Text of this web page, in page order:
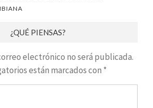
¿QUÉ PIENSAS?
electrónico no será publicada.
están marcados con *